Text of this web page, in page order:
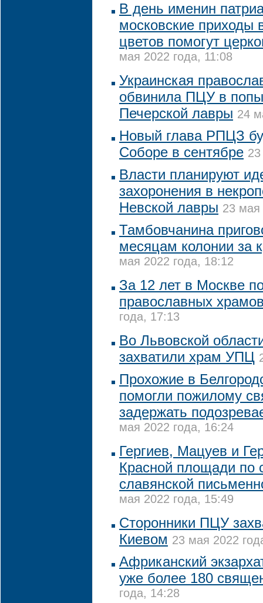
В день именин
московские приходы
цветов помогут
мая 2022 года, 11:08
Украинская
обвинила ПЦУ в
Печерской лавры 24
Новый глава РПЦЗ
Соборе в сентябре
Власти планируют
захоронения в
Невской лавры 23 мая
Тамбовчанина
месяцам колонии за
мая 2022 года, 18:12
За 12 лет в Москве
православных
года, 17:13
Во Львовской
захватили храм УПЦ
Прохожие в
помогли пожилому
задержать
мая 2022 года, 16:24
Гергиев, Мацуев и
Красной площади по
славянской
мая 2022 года, 15:49
Сторонники ПЦУ
Киевом 23 мая 2022
Африканский
уже более 180
года, 14:28